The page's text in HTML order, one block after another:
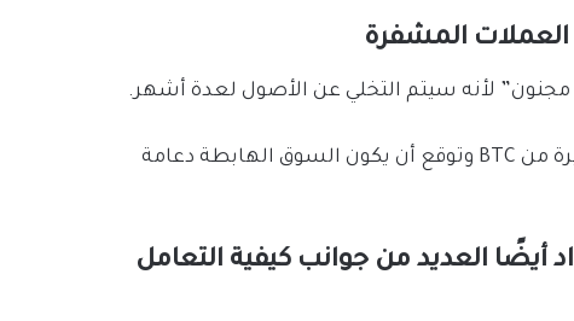
العملات المشفرة
مجنون” لأنه سيتم التخلي عن الأصول لعدة أشهر.
حيث كان ديفان متجهًا نحو الانخفاض عند بيع كمية كبيرة من BTC وتوقع أن يكون السوق الهابطة دعامة
أيضًا العديد من جوانب كيفية التعامل